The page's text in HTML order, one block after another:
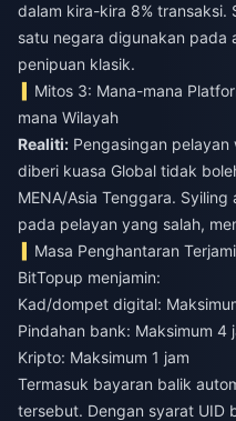
dalam kira-kira 8% transaksi.
satu negara digunakan
penipuan klasik.
Mitos 3: Mana-mana
mana Wilayah
Realiti: Pengasingan
diberi kuasa Global tidak
MENA/Asia Tenggara.
pada pelayan yang salah,
Masa Penghantaran
BitTopup menjamin:
Kad/dompet digital:
Pindahan bank: Maksimum 4
Kripto: Maksimum 1 jam
Termasuk bayaran balik
tersebut. Dengan syarat UID